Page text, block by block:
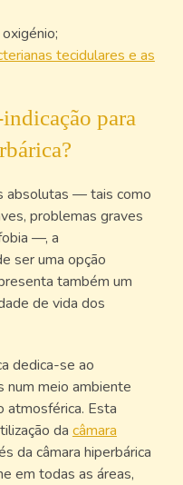
tecidulares e as
para
absolutas — tais como
problemas graves
—, a
ser uma opção
também um
de vida dos
dedica-se ao
meio ambiente
atmosférica. Esta
da câmara
da câmara hiperbárica
em todas as áreas,